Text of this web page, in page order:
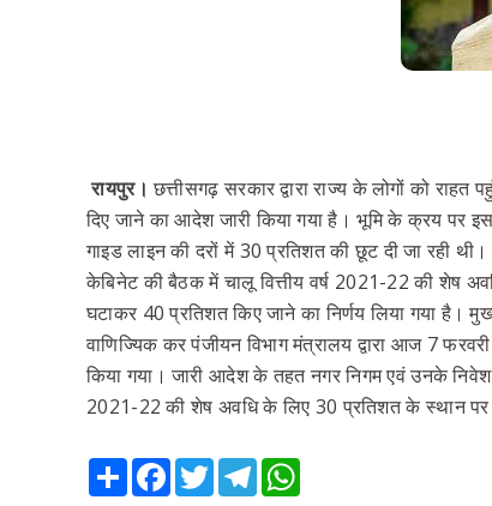
रायपुर। छत्तीसगढ़ सरकार द्वारा राज्य के लोगों को
दिए जाने का आदेश जारी किया गया है। भूमि के क्रय पर
गाइड लाइन की दरों में 30 प्रतिशत की छूट दी जा रही
केबिनेट की बैठक में चालू वित्तीय वर्ष 2021-22 की शेष
घटाकर 40 प्रतिशत किए जाने का निर्णय लिया गया
वाणिज्यिक कर पंजीयन विभाग मंत्रालय द्वारा आज 7
किया गया। जारी आदेश के तहत नगर निगम एवं उनके निवेश
2021-22 की शेष अवधि के लिए 30 प्रतिशत के स्थान पर
Share Facebook
TwitterTelegram